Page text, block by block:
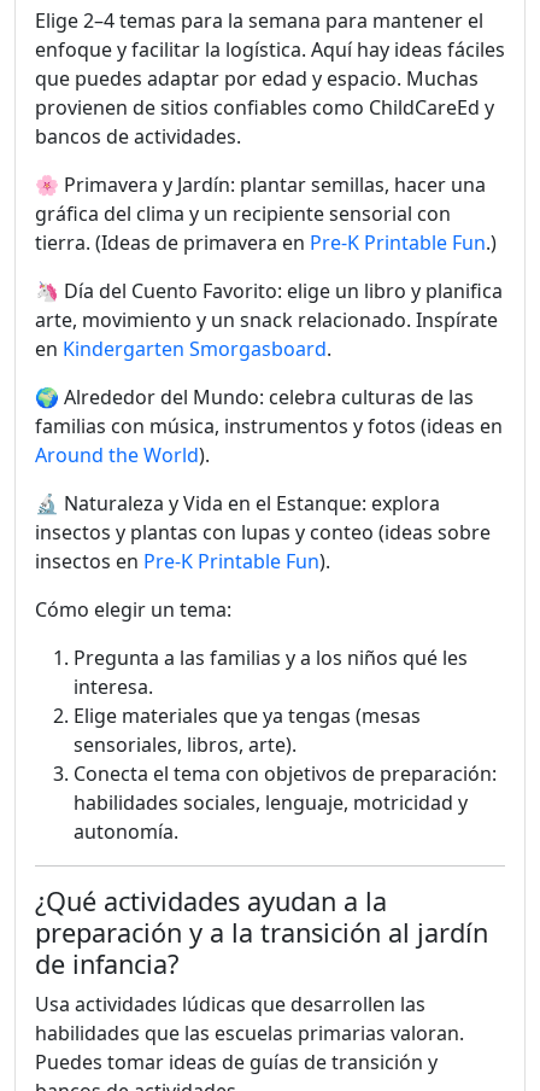
Elige 2–4 temas para la semana para mantener el
enfoque y facilitar la logística. Aquí hay ideas fáciles
que puedes adaptar por edad y espacio. Muchas
provienen de sitios confiables como ChildCareEd y
bancos de actividades.
🌸 Primavera y Jardín: plantar semillas, hacer una
gráfica del clima y un recipiente sensorial con
tierra. (Ideas de primavera en Pre-K Printable Fun.)
🦄 Día del Cuento Favorito: elige un libro y planifica
arte, movimiento y un snack relacionado. Inspírate
en Kindergarten Smorgasboard.
🌍 Alrededor del Mundo: celebra culturas de las
familias con música, instrumentos y fotos (ideas en
Around the World).
🔬 Naturaleza y Vida en el Estanque: explora
insectos y plantas con lupas y conteo (ideas sobre
insectos en Pre-K Printable Fun).
Cómo elegir un tema:
Pregunta a las familias y a los niños qué les
interesa.
Elige materiales que ya tengas (mesas
sensoriales, libros, arte).
Conecta el tema con objetivos de preparación:
habilidades sociales, lenguaje, motricidad y
autonomía.
¿Qué actividades ayudan a la
preparación y a la transición al jardín
de infancia?
Usa actividades lúdicas que desarrollen las
habilidades que las escuelas primarias valoran.
Puedes tomar ideas de guías de transición y